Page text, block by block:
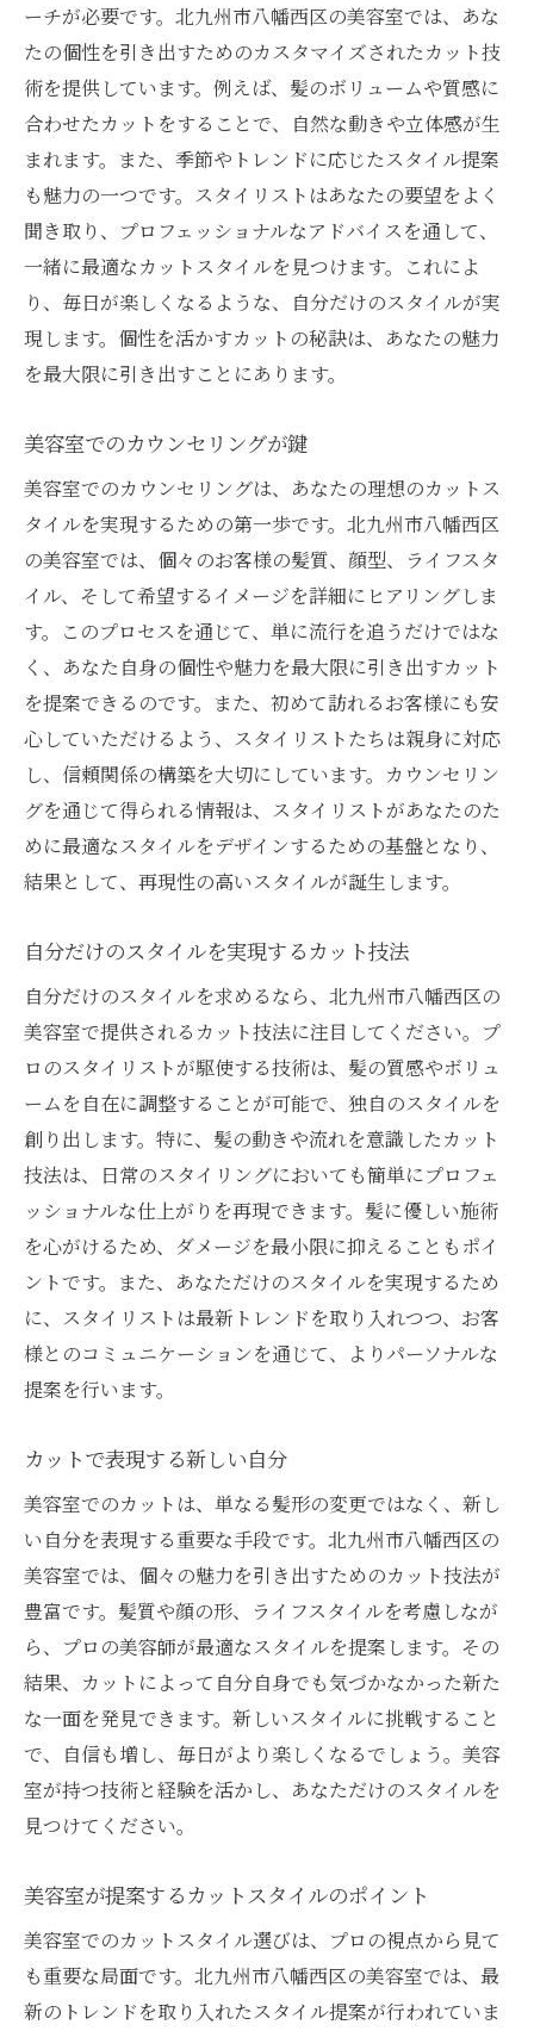
ーチが必要です。北九州市八幡西区の美容室では、あな
たの個性を引き出すためのカスタマイズされたカット技
術を提供しています。例えば、髪のボリュームや質感に
合わせたカットをすることで、自然な動きや立体感が生
まれます。また、季節やトレンドに応じたスタイル提案
も魅力の一つです。スタイリストはあなたの要望をよく
聞き取り、プロフェッショナルなアドバイスを通して、
一緒に最適なカットスタイルを見つけます。これによ
り、毎日が楽しくなるような、自分だけのスタイルが実
現します。個性を活かすカットの秘訣は、あなたの魅力
を最大限に引き出すことにあります。
美容室でのカウンセリングが鍵
美容室でのカウンセリングは、あなたの理想のカットス
タイルを実現するための第一歩です。北九州市八幡西区
の美容室では、個々のお客様の髪質、顔型、ライフスタ
イル、そして希望するイメージを詳細にヒアリングしま
す。このプロセスを通じて、単に流行を追うだけではな
く、あなた自身の個性や魅力を最大限に引き出すカット
を提案できるのです。また、初めて訪れるお客様にも安
心していただけるよう、スタイリストたちは親身に対応
し、信頼関係の構築を大切にしています。カウンセリン
グを通じて得られる情報は、スタイリストがあなたのた
めに最適なスタイルをデザインするための基盤となり、
結果として、再現性の高いスタイルが誕生します。
自分だけのスタイルを実現するカット技法
自分だけのスタイルを求めるなら、北九州市八幡西区の
美容室で提供されるカット技法に注目してください。プ
ロのスタイリストが駆使する技術は、髪の質感やボリュ
ームを自在に調整することが可能で、独自のスタイルを
創り出します。特に、髪の動きや流れを意識したカット
技法は、日常のスタイリングにおいても簡単にプロフェ
ッショナルな仕上がりを再現できます。髪に優しい施術
を心がけるため、ダメージを最小限に抑えることもポイ
ントです。また、あなただけのスタイルを実現するため
に、スタイリストは最新トレンドを取り入れつつ、お客
様とのコミュニケーションを通じて、よりパーソナルな
提案を行います。
カットで表現する新しい自分
美容室でのカットは、単なる髪形の変更ではなく、新し
い自分を表現する重要な手段です。北九州市八幡西区の
美容室では、個々の魅力を引き出すためのカット技法が
豊富です。髪質や顔の形、ライフスタイルを考慮しなが
ら、プロの美容師が最適なスタイルを提案します。その
結果、カットによって自分自身でも気づかなかった新た
な一面を発見できます。新しいスタイルに挑戦すること
で、自信も増し、毎日がより楽しくなるでしょう。美容
室が持つ技術と経験を活かし、あなただけのスタイルを
見つけてください。
美容室が提案するカットスタイルのポイント
美容室でのカットスタイル選びは、プロの視点から見て
も重要な局面です。北九州市八幡西区の美容室では、最
新のトレンドを取り入れたスタイル提案が行われていま